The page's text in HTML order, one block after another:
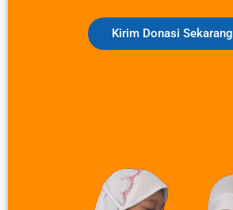
Kirim Donasi Sekarang